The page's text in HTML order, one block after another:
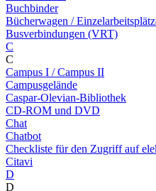
Buchbinder
Bücherwagen /
Busverbindungen (VRT)
C
C
Campus I / Campus II
Campusgelände
Caspar-Olevian-Bibliothek
CD-ROM und DVD
Chat
Chatbot
Checkliste für den Zugriff auf
Citavi
D
D